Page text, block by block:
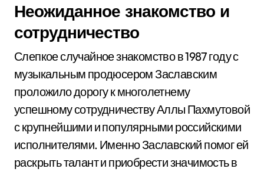
Неожиданное знакомство и
сотрудничество
Слепкое случайное знакомство в 1987 году с
музыкальным продюсером Заславским
проложило дорогу к многолетнему
успешному сотрудничеству Аллы Пахмутовой
с крупнейшими и популярными российскими
исполнителями. Именно Заславский помог ей
раскрыть талант и приобрести значимость в